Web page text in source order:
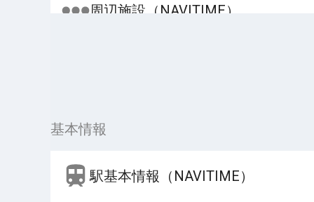
周辺施設（NAVITIME）
基本情報
駅基本情報（NAVITIME）